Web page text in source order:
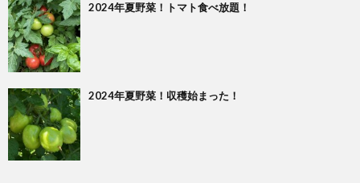
2024年夏野菜！トマト食べ放題！
2024年夏野菜！収穫始まった！